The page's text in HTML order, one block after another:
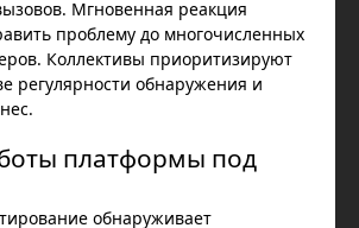
Мгновенная реакция
проблему до многочисленных
Коллективы приоритизируют
регулярности обнаружения и
платформы под
обнаруживает